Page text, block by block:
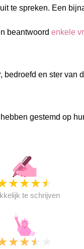
te spreken. Een
beantwoord enkele
bedroefd en ster van
gestemd op
★★★★
te schrijven
★★★